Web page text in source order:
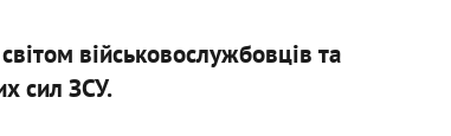
військовослужбовців та
сил ЗСУ.